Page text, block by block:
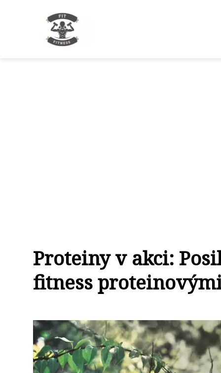
Proteiny v akci:
fitness